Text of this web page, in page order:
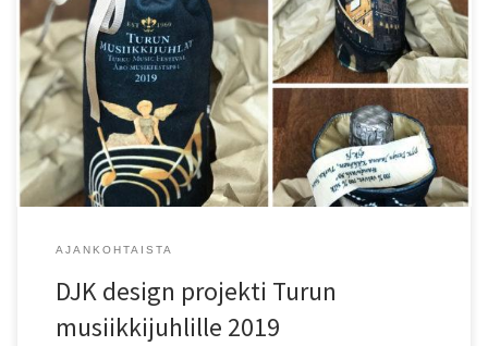
AJANKOHTAISTA
DJK design projekti Turun
musiikkijuhlille 2019